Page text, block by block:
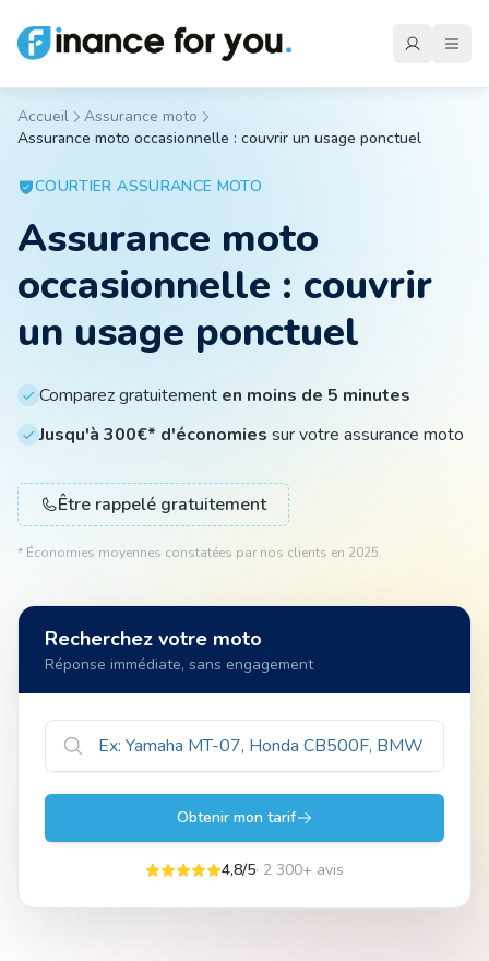
Mutuelle
Moto
Animal
Pro
04 51 55 49 38
Accueil
Assurance moto
Assurance moto occasionnelle : couvrir un usage ponctuel
COURTIERASSURANCE MOTO
Assurance moto
occasionnelle : couvrir
un usage ponctuel
Comparez gratuitement en moins de 5 minutes
Jusqu'à 300€* d'économies sur votre assurance moto
Être rappelé gratuitement
* Économies moyennes constatées par nos clients en 2025.
Recherchez votre moto
Réponse immédiate, sans engagement
Obtenir mon tarif
4,8/5· 2 300+ avis